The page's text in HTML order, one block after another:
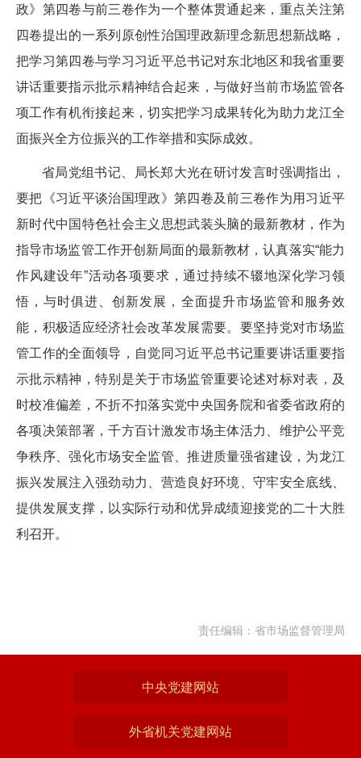
政》第四卷与前三卷作为一个整体贯通起来，重点关注第
四卷提出的一系列原创性治国理政新理念新思想新战略，
把学习第四卷与学习习近平总书记对东北地区和我省重要
讲话重要指示批示精神结合起来，与做好当前市场监管各
项工作有机衔接起来，切实把学习成果转化为助力龙江全
面振兴全方位振兴的工作举措和实际成效。
省局党组书记、局长郑大光在研讨发言时强调指出，
要把《习近平谈治国理政》第四卷及前三卷作为用习近平
新时代中国特色社会主义思想武装头脑的最新教材，作为
指导市场监管工作开创新局面的最新教材，认真落实“能力
作风建设年”活动各项要求，通过持续不辍地深化学习领
悟，与时俱进、创新发展，全面提升市场监管和服务效
能，积极适应经济社会改革发展需要。要坚持党对市场监
管工作的全面领导，自觉同习近平总书记重要讲话重要指
示批示精神，特别是关于市场监管重要论述对标对表，及
时校准偏差，不折不扣落实党中央国务院和省委省政府的
各项决策部署，千方百计激发市场主体活力、维护公平竞
争秩序、强化市场安全监管、推进质量强省建设，为龙江
振兴发展注入强劲动力、营造良好环境、守牢安全底线、
提供发展支撑，以实际行动和优异成绩迎接党的二十大胜
利召开。
责任编辑：省市场监督管理局
中央党建网站
外省机关党建网站